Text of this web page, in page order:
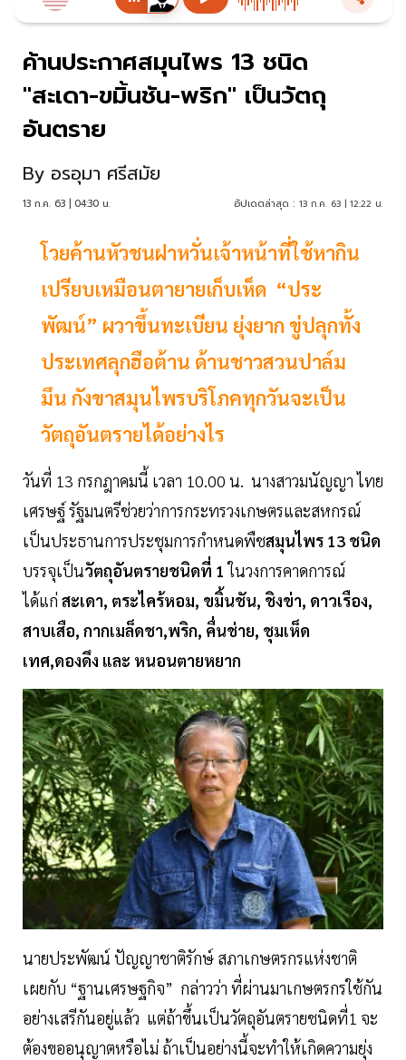
ค้านประกาศสมุนไพร 13 ชนิด
"สะเดา-ขมิ้นชัน-พริก" เป็นวัตถุ
อันตราย
By อรอุมา ศรีสมัย
13 ก.ค. 63 | 04:30 น. อัปเดตล่าสุด : 13 ก.ค. 63 | 12:22 น.
โวยค้านหัวชนฝาหวั่นเจ้าหน้าที่ใช้หากิน
เปรียบเหมือนตายายเก็บเห็ด “ประ
พัฒน์” ผวาขึ้นทะเบียน ยุ่งยาก ขู่ปลุกทั้ง
ประเทศลุกฮือต้าน ด้านชาวสวนปาล์ม
มึน กังขาสมุนไพรบริโภคทุกวันจะเป็น
วัตถุอันตรายได้อย่างไร
วันที่ 13 กรกฎาคมนี้ เวลา 10.00 น. นางสาวมนัญญา ไทย
เศรษฐ์ รัฐมนตรีช่วยว่าการกระทรวงเกษตรและสหกรณ์
เป็นประธานการประชุมการกำหนดพืชสมุนไพร 13 ชนิด
บรรจุเป็นวัตถุอันตรายชนิดที่ 1ในวงการคาดการณ์
ได้แก่ สะเดา, ตระไคร้หอม, ขมิ้นชัน, ชิงข่า, ดาวเรือง,
สาบเสือ, กากเมล็ดชา,พริก, คื่นช่าย, ชุมเห็ด
เทศ,ดองดึง และ หนอนตายหยาก
นายประพัฒน์ ปัญญาชาติรักษ์ สภาเกษตรกรแห่งชาติ
เผยกับ “ฐานเศรษฐกิจ” กล่าวว่า ที่ผ่านมาเกษตรกรใช้กัน
อย่างเสรีกันอยู่แล้ว แต่ถ้าขึ้นเป็นวัตถุอันตรายชนิดที่1 จะ
ต้องขออนุญาตหรือไม่ ถ้าเป็นอย่างนี้จะทำให้เกิดความยุ่ง